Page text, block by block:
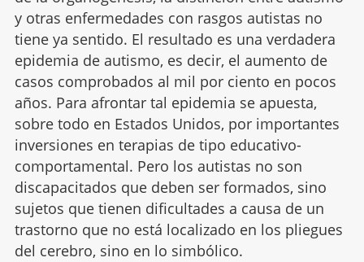
y otras enfermedades con rasgos autistas no
tiene ya sentido. El resultado es una verdadera
epidemia de autismo, es decir, el aumento de
casos comprobados al mil por ciento en pocos
años. Para afrontar tal epidemia se apuesta,
sobre todo en Estados Unidos, por importantes
inversiones en terapias de tipo educativo-
comportamental. Pero los autistas no son
discapacitados que deben ser formados, sino
sujetos que tienen dificultades a causa de un
trastorno que no está localizado en los pliegues
del cerebro, sino en lo simbólico.